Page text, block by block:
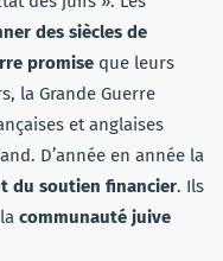
des siècles de
promise que leurs
la Grande Guerre
et anglaises
D’année en année la
du soutien financier. Ils
communauté juive